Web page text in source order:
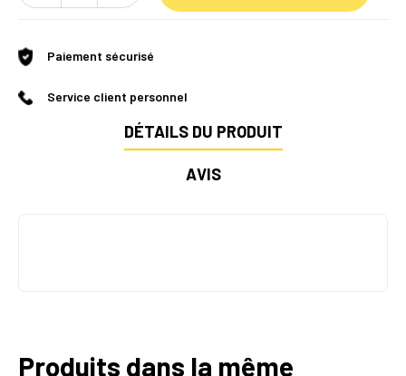
Paiement sécurisé
Service client personnel
DÉTAILS DU PRODUIT
AVIS
Produits dans la même